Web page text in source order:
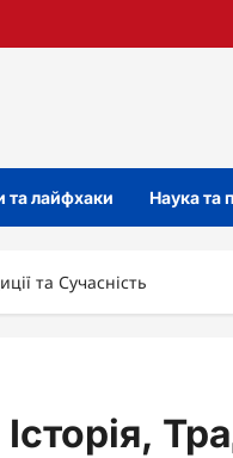
та лайфхаки Наука та
та Сучасність